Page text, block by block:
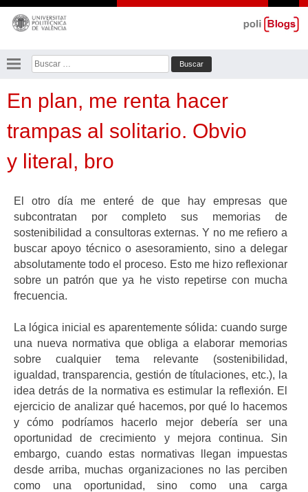
Saltar
contenido
Buscar:
En plan, me renta hacer
trampas al solitario. Obvio
y literal, bro
El otro día me enteré de que hay empresas que
subcontratan por completo sus memorias de
sostenibilidad a consultoras externas. Y no me refiero a
buscar apoyo técnico o asesoramiento, sino a delegar
absolutamente todo el proceso. Esto me hizo reflexionar
sobre un patrón que ya he visto repetirse con mucha
frecuencia.
La lógica inicial es aparentemente sólida: cuando surge
una nueva normativa que obliga a elaborar memorias
sobre cualquier tema relevante (sostenibilidad,
igualdad, transparencia, gestión de títulaciones, etc.), la
idea detrás de la normativa es estimular la reflexión. El
ejercicio de analizar qué hacemos, por qué lo hacemos
y cómo podríamos hacerlo mejor debería ser una
oportunidad de crecimiento y mejora continua. Sin
embargo, cuando estas normativas llegan impuestas
desde arriba, muchas organizaciones no las perciben
como una oportunidad, sino como una carga